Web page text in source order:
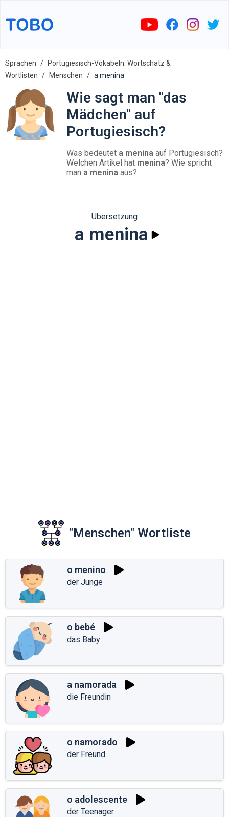
Sprachen
Portugiesisch-Vokabeln: Wortschatz &
Wortlisten
Menschen a menina
Wie sagt man "das
Mädchen" auf
Portugiesisch?
Was bedeutet a menina auf Portugiesisch?
Welchen Artikel hat menina? Wie spricht
man a menina aus?
Übersetzung
a menina
"Menschen" Wortliste
o menino
der Junge
o bebé
das Baby
a namorada
die Freundin
o namorado
der Freund
o adolescente
der Teenager